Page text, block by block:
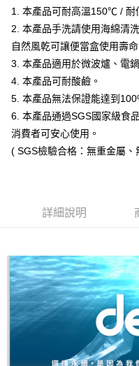
權轉讓予恩沛科技股份有限公司
https://aftee.tw/terms/#terms3
３．未成年的使用者請事先徵得
「AFTEE先享後付」，若未經
任。
４．使用「AFTEE先享後付」時
時審查核予不同之上限額度；若
５．嚴禁一人註冊多個帳號或使
恩沛科技股份有限公司將有權停
1. 本產品可耐高溫150℃ / 耐
2. 本產品手洗請使用海綿清
自然風乾可讓便當盒使用壽命
3. 本產品適用於微波爐、電
4. 本產品可耐酸鹼。
5. 本產品無法保證能達到
6. 本產品通過SGS國家級食
消費者可安心使用。
( SGS檢驗合格：無重金屬
詳細說明